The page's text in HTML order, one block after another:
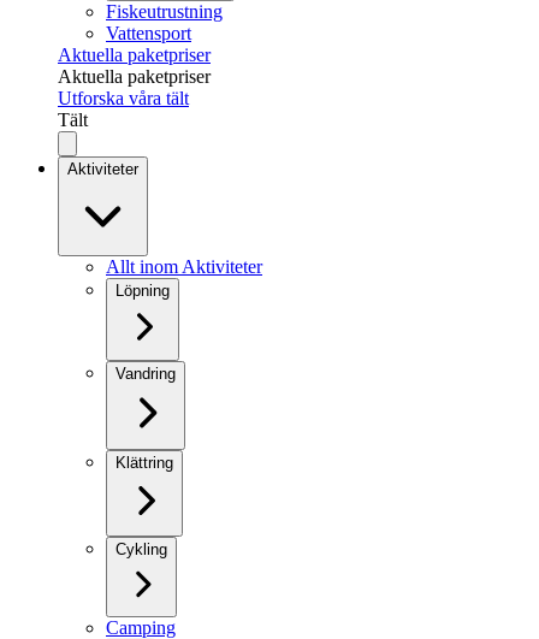
Fiskeutrustning
Vattensport
Aktuella paketpriser
Aktuella paketpriser
Utforska våra tält
Tält
Aktiviteter
Allt inom Aktiviteter
Löpning
Vandring
Klättring
Cykling
Camping